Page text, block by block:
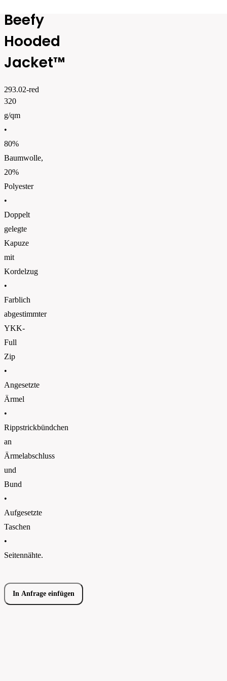
Beefy
Hooded
Jacket™
293.02-red
320
g/qm
•
80%
Baumwolle,
20%
Polyester
•
Doppelt
gelegte
Kapuze
mit
Kordelzug
•
Farblich
abgestimmter
YKK-
Full
Zip
•
Angesetzte
Ärmel
•
Rippstrickbündchen
an
Ärmelabschluss
und
Bund
•
Aufgesetzte
Taschen
•
Seitennähte.
In Anfrage einfügen